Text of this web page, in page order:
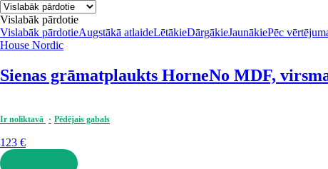
Vislabāk pārdotie
Vislabāk pārdotieAugstākā atlaideLētākieDārgākieJaunākiePēc
House Nordic
Sienas grāmatplaukts HorneNo MDF,
Ir noliktavā Pēdējais gabals
123 €